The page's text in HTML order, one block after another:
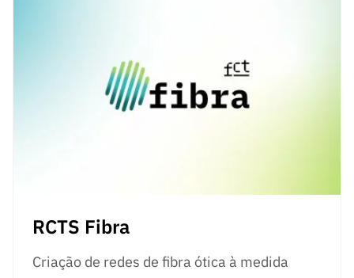
RCTS Fibra
Criação de redes de fibra ótica à medida